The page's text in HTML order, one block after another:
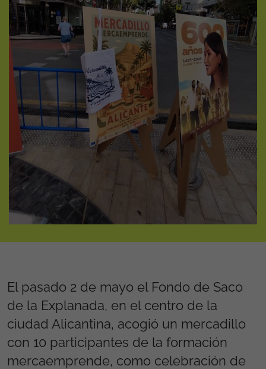
El pasado 2 de mayo el Fondo de Saco
de la Explanada, en el centro de la
ciudad Alicantina, acogió un mercadillo
con 10 participantes de la formación
mercaemprende, como celebración de